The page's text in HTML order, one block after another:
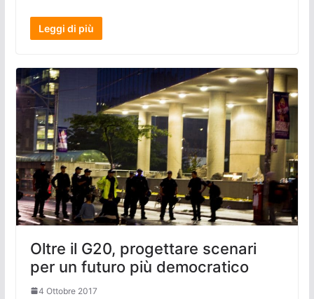
Leggi di più
Oltre il G20, progettare scenari
per un futuro più democratico
4 Ottobre 2017